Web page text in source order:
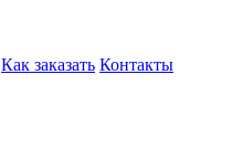
Как заказать Контакты